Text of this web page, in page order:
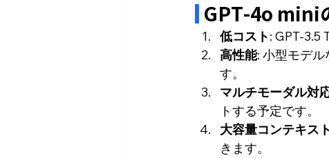
GPT-4o mini
低コスト: GPT-3.5
高性能: 小型モデ
す。
マルチモーダル対
トする予定です。
大容量コンテキス
きます。